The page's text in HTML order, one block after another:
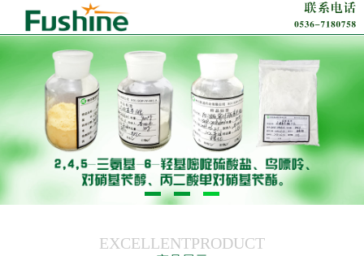
EXCELLENTPRODUCT